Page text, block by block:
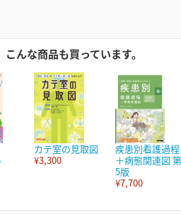
んな商品も買っています。
カテ室の見取図
¥3,300
疾患別看護過程
＋病態関連図 第
5版
¥7,700